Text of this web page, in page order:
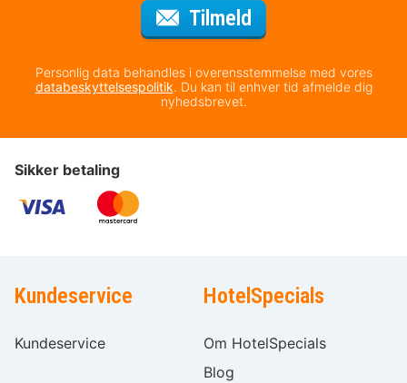
Tilmeld
Personlig data behandles i overensstemmelse med vores
databeskyttelsespolitik. Du kan til enhver tid afmelde dig
nyhedsbrevet.
Sikker betaling
Kundeservice
Kundeservice
HotelSpecials
Om HotelSpecials
Blog